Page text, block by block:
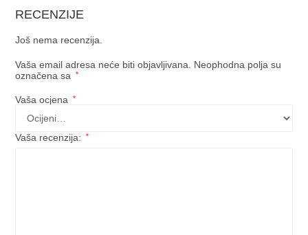
RECENZIJE
Još nema recenzija.
Vaša email adresa neće biti objavljivana. Neophodna polja su
označena sa
*
Vaša ocjena *
Vaša recenzija: *